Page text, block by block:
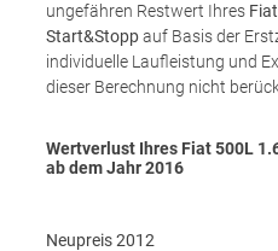
ungefähren Restwert Ihres
Start&Stoppauf Basis der
individuelle Laufleistung und
dieser Berechnung nicht
Wertverlust Ihres Fiat 500L
ab dem Jahr2016
Neupreis2012